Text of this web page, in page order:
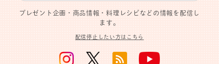
プレゼント企画・商品情報・料理レシピなどの情報を配信し
ます。
配信停止したい方はこちら